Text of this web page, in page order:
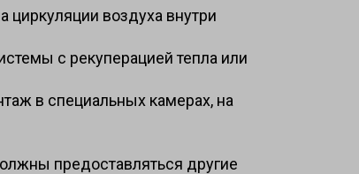
циркуляции воздуха внутри
с рекуперацией тепла или
в специальных камерах, на
предоставляться другие